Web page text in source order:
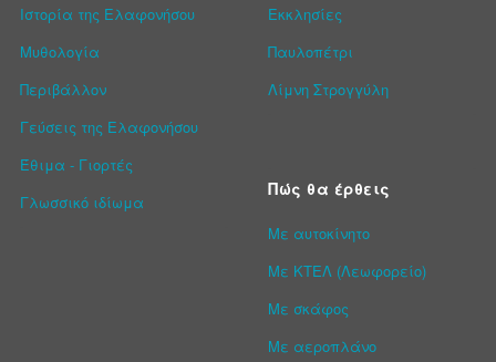
Ιστορία της Ελαφονήσου
Μυθολογία
Περιβάλλον
Γεύσεις της Ελαφονήσου
Έθιμα - Γιορτές
Γλωσσικό ιδίωμα
Εκκλησίες
Παυλοπέτρι
Λίμνη Στρογγύλη
Πώς θα έρθεις
Με αυτοκίνητο
Με ΚΤΕΛ (Λεωφορείο)
Με σκάφος
Με αεροπλάνο